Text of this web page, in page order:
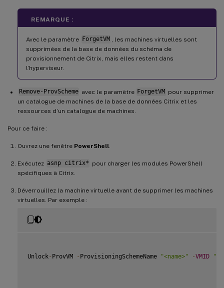
REMARQUE :
Avec le paramètre ForgetVM
, les machines virtuelles sont
supprimées de la base de données du schéma de
provisionnement de Citrix, mais elles restent dans
l’hyperviseur.
Remove-ProvScheme avec le paramètre ForgetVM pour supprimer
un catalogue de machines de la base de données Citrix et les
ressources d’un catalogue de machines.
Pour ce faire :
Ouvrez une fenêtre PowerShell
Exécutez asnp citrix* pour charger les modules PowerShell
spécifiques à Citrix.
Déverrouillez la machine virtuelle avant de supprimer les machines
virtuelles. Par exemple :
Unlock- ProvVM - ProvisioningSchemeName "<name>" -VMID